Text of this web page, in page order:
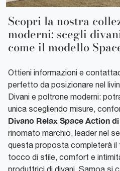
Scopri la nostra
moderni: scegli
come il modello
Ottieni informazioni e
perfetto da posizionare nel
Divani e poltrone moderni:
unica scegliendo misure,
Divano Relax Space Action
rinomato marchio, leader nel
questa proposta completerà il
tocco di stile, comfort e
produttrici di divani, Samoa si